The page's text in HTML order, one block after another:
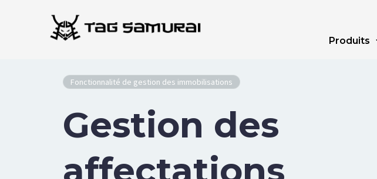
Produits
Fonctionnalité de gestion des immobilisations
Gestion des